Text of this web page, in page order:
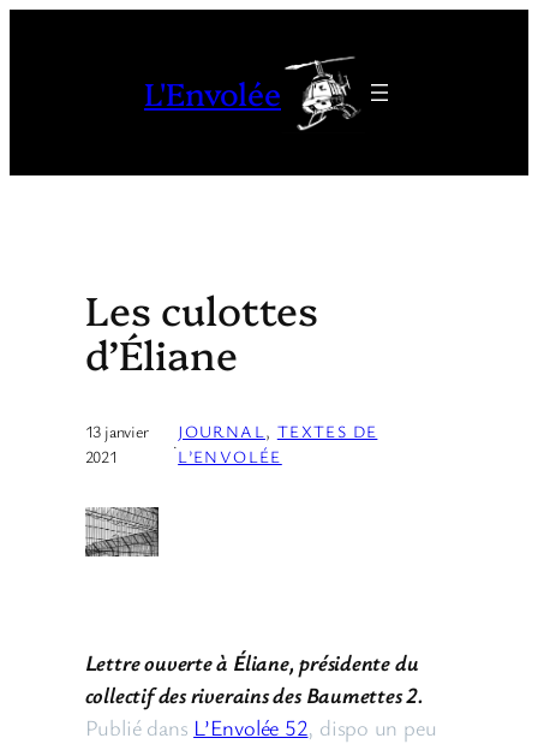
L'Envolée
Les culottes
d’Éliane
13 janvier
2021
·
JOURNAL, TEXTES DE
L’ENVOLÉE
Lettre ouverte à Éliane, présidente du
collectif des riverains des Baumettes 2.
Publié dans L’Envolée 52, dispo un peu